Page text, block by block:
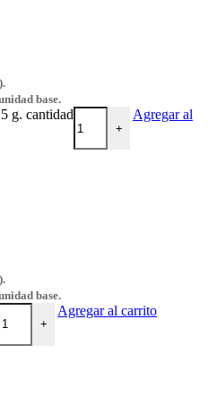
base.
g. cantidad
+
Agregar al
base.
+
Agregar al carrito